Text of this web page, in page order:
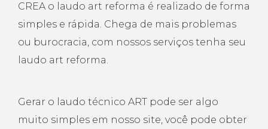
CREA o laudo art reforma é realizado de forma
simples e rápida. Chega de mais problemas
ou burocracia, com nossos serviços tenha seu
laudo art reforma.
Gerar o laudo técnico ART pode ser algo
muito simples em nosso site, você pode obter